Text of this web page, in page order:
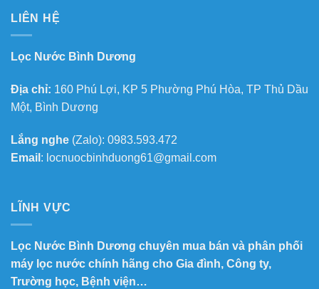
LIÊN HỆ
Lọc Nước Bình Dương
Địa chỉ: 160 Phú Lợi, KP 5 Phường Phú Hòa, TP Thủ Dầu
Một, Bình Dương
Lắng nghe (Zalo): 0983.593.472
Email : locnuocbinhduong61@gmail.com
LĨNH VỰC
Lọc Nước Bình Dương chuyên mua bán và phân phối
máy lọc nước chính hãng cho Gia đình, Công ty,
Trường học, Bệnh viện…